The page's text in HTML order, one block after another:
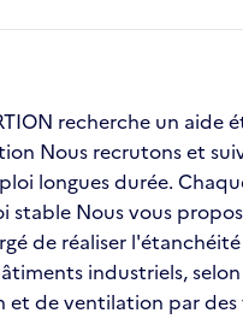
recherche un
Nous recrutons et
longues durée.
Nous vous
de réaliser
industriels,
de ventilation par